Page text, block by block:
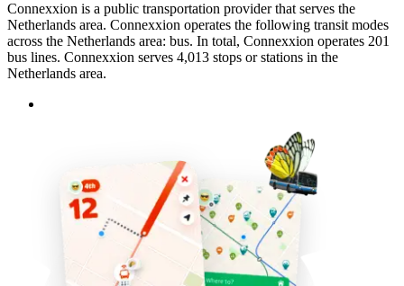
Connexxion is a public transportation provider that serves the
Netherlands area. Connexxion operates the following transit modes
across the Netherlands area: bus. In total, Connexxion operates 201
bus lines. Connexxion serves 4,013 stops or stations in the
Netherlands area.